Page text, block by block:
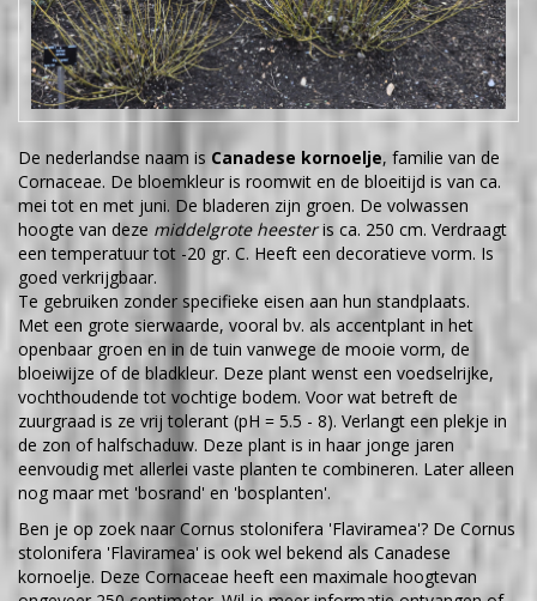
De nederlandse naam is Canadese kornoelje, familie van de
Cornaceae. De bloemkleur is roomwit en de bloeitijd is van ca.
mei tot en met juni. De bladeren zijn groen. De volwassen
hoogte van deze middelgrote heesteris ca. 250 cm. Verdraagt
een temperatuur tot -20 gr. C. Heeft een decoratieve vorm. Is
goed verkrijgbaar.
Te gebruiken zonder specifieke eisen aan hun standplaats.
Met een grote sierwaarde, vooral bv. als accentplant in het
openbaar groen en in de tuin vanwege de mooie vorm, de
bloeiwijze of de bladkleur. Deze plant wenst een voedselrijke,
vochthoudende tot vochtige bodem. Voor wat betreft de
zuurgraad is ze vrij tolerant (pH = 5.5 - 8). Verlangt een plekje in
de zon of halfschaduw. Deze plant is in haar jonge jaren
eenvoudig met allerlei vaste planten te combineren. Later alleen
nog maar met 'bosrand' en 'bosplanten'.
Ben je op zoek naar Cornus stolonifera 'Flaviramea'? De Cornus
stolonifera 'Flaviramea' is ook wel bekend als Canadese
kornoelje. Deze Cornaceae heeft een maximale hoogtevan